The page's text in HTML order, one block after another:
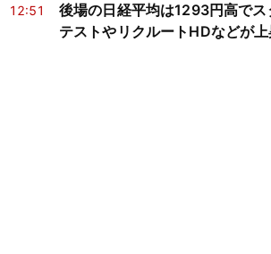
12:51
後場の日経平均は1293円高で
テストやリクルートHDなどが